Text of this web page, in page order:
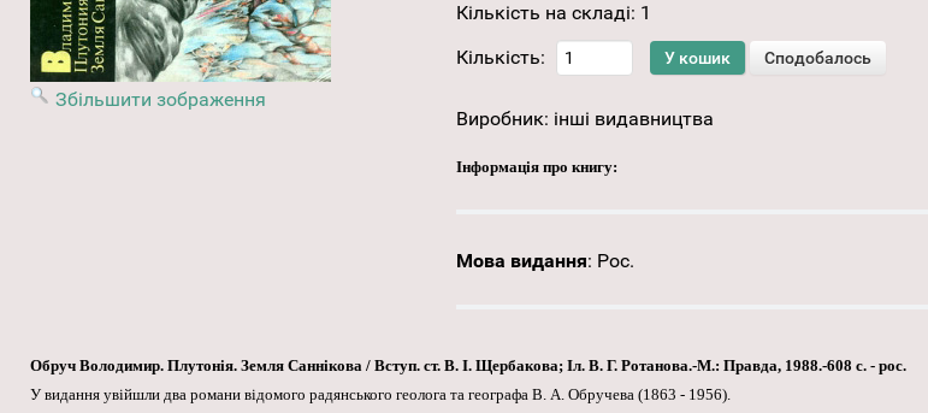
Збільшити зображення
Кількість на складі: 1
Кількість:
Виробник: інші видавництва
Інформація про книгу:
Мова видання: Рос.
Обруч Володимир. Плутонія. Земля Саннікова / Вступ. ст. В. І. Щербакова; Іл. В. Г. Ротанова.-М.: Правда, 1988.-608 с. - рос.
У видання увійшли два романи відомого радянського геолога та географа В. А. Обручева (1863 - 1956).